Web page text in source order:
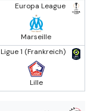
Europa League
Marseille
Ligue 1 (Frankreich)
Lille